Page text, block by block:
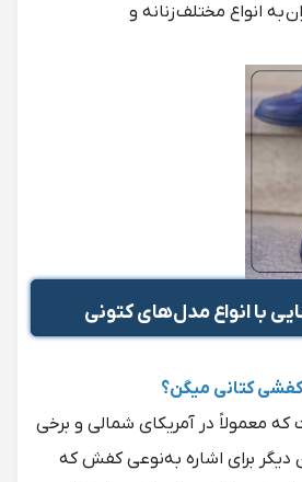
به انواع مختلفزنانه و
با انواع مدل‌های کتونی
کتانی میگن؟
معمولاً در آمریکای شمالی و برخی
دیگر برای اشاره به‌نوعی کفش که